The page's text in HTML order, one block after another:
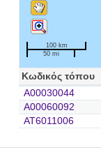
100 km
50 mi
Κωδικός τόπου
A00030044
A00060092
AT6011006